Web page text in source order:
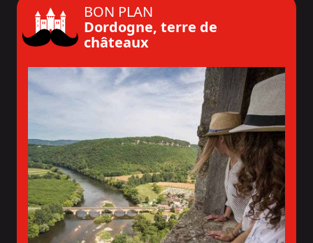
BON PLAN
Dordogne, terre de
châteaux